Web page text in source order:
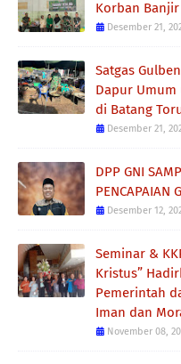
Korban
Desember 21,
Satgas
Dapur
di Batang
Desember 21,
DPP GNI
PENCAPAIAN
Desember 12,
Seminar &
Kristus”
Pemerintah
Iman dan
November 08,